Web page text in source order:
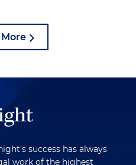
success has always
work of the highest